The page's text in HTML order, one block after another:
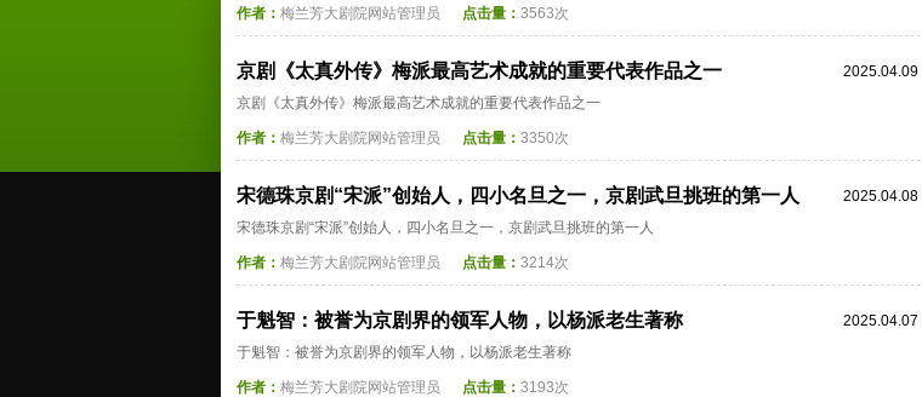
作者： 梅兰芳大剧院网站管理员 点击量： 3563次
京剧《太真外传》梅派最高艺术成就的重要代表作品之一
2025.04.09
京剧《太真外传》梅派最高艺术成就的重要代表作品之一
作者： 梅兰芳大剧院网站管理员 点击量： 3350次
宋德珠京剧“宋派”创始人，四小名旦之一，京剧武旦挑班的第一人
2025.04.08
宋德珠京剧“宋派”创始人，四小名旦之一，京剧武旦挑班的第一人
作者： 梅兰芳大剧院网站管理员 点击量： 3214次
于魁智：被誉为京剧界的领军人物，以杨派老生著称
2025.04.07
于魁智：被誉为京剧界的领军人物，以杨派老生著称
作者： 梅兰芳大剧院网站管理员 点击量： 3193次